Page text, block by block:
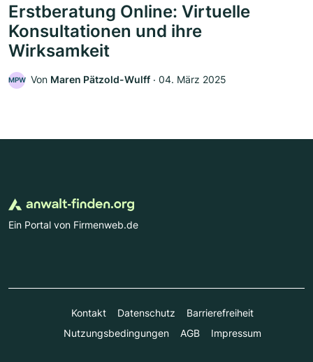
Erstberatung Online: Virtuelle
Konsultationen und ihre
Wirksamkeit
MPW Von Maren Pätzold-Wulff ‧ 04. März 2025
Ein Portal von Firmenweb.de
Kontakt Datenschutz
Barrierefreiheit
Nutzungsbedingungen
AGB Impressum